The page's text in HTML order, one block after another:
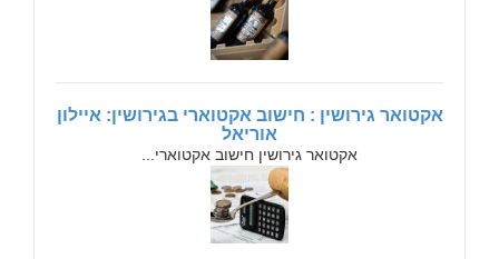
אקטואר גירושין : חישוב אקטוארי בגירושין: איילון
אוריאל
אקטואר גירושין חישוב אקטוארי...